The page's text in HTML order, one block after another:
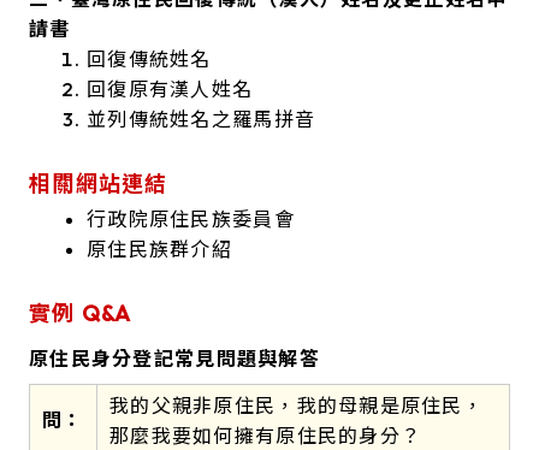
請書
回復傳統姓名
回復原有漢人姓名
並列傳統姓名之羅馬拼音
相關網站連結
行政院原住民族委員會
原住民族群介紹
實例 Q&A
原住民身分登記常見問題與解答
問：
我的父親非原住民，我的母親是原住民，
那麼我要如何擁有原住民的身分？